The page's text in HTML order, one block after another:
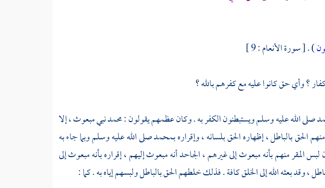
) . [ سورة الأنعام : 9 ]
؟ وأي حق كانوا عليه مع كفرهم بالله ؟
صلى الله عليه وسلم ويستبطنون الكفر به . وكان عظمهم يقولون :محمدنبي مبعوث ، إلا
الحق بالباطل ، إظهاره الحق بلسانه ، وإقرارهبمحمدصلى الله عليه وسلم وبما جاء به
المقر منهم بأنه مبعوث إلى غيرهم ، الجاحد أنه مبعوث إليهم ، إقراره بأنه مبعوث إلى
وقد بعثه الله إلى الخلق كافة . فذلك خلطهم الحق بالباطل ولبسهم إياه به . كما :